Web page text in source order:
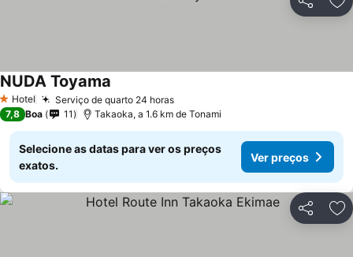
Partilhar
1 Estrelas
Hotel Serviço de quarto 24 horasVer preços
NUDA Toyama
7,8 Boa 11 Takaoka, a 1.6 km de Tonami
Selecione as datas para ver os preços
exatos.
Ver preços
Partilhar